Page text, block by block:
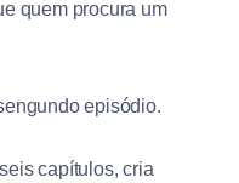
quem procura um
episódio.
capítulos, cria